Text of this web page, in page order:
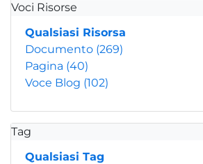
Voci Risorse
Qualsiasi Risorsa
Documento (269)
Pagina (40)
Voce Blog (102)
Tag
Qualsiasi Tag